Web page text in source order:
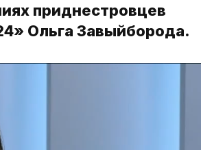
приднестровцев
Ольга Завыйборода.